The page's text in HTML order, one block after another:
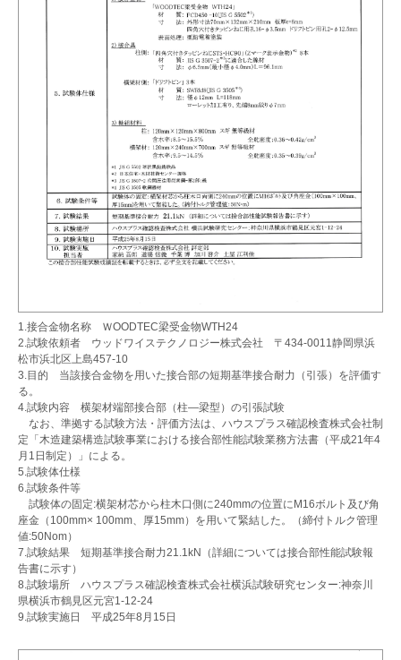
1.接合金物名称 ＷOODTEC梁受金物WTH24
2.試験依頼者 ウッドワイステクノロジー株式会社 〒434-0011静岡県浜
松市浜北区上島457-10
3.目的 当該接合金物を用いた接合部の短期基準接合耐力（引張）を評価す
る。
4.試験内容 横架材端部接合部（柱―梁型）の引張試験
なお、準拠する試験方法・評価方法は、ハウスプラス確認検査株式会社制
定 「木造建築構造試験事業における接合部性能試験業務方法書（平成21年4
月1日制定）」による。
5.試験体仕様
6.試験条件等
試験体の固定:横架材芯から柱木口側に240mmの位置にM16ボルト及び角
座金（100mm× 100mm、厚15mm）を用いて緊結した。（締付トルク管理
値:50Nom）
7.試験結果 短期基準接合耐力21.1kN（詳細については接合部性能試験報
告書に示す）
8.試験場所 ハウスプラス確認検査株式会社横浜試験研究センター:神奈川
県横浜市鶴見区元宮1-12-24
9.試験実施日 平成25年8月15日